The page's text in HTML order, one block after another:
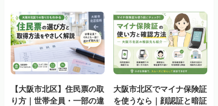
【大阪市北区】住民票の取
り方｜世帯全員・一部の違
大阪市北区でマイナ保険証
を使うなら｜顔認証と暗証